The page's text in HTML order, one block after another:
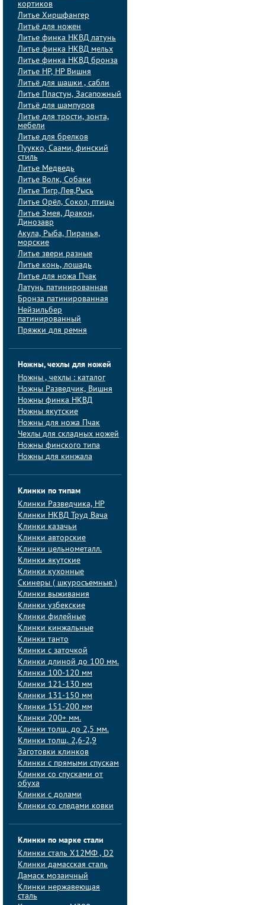
кортиков
Литье Хиршфангер
Литьё для ножен
Литье финка НКВД латунь
Литье финка НКВД мельх
Литье финка НКВД бронза
Литье НР, НР Вишня
Литьё для шашки , сабли
Литье Пластун, Засапожный
Литьё для шампуров
Литье для трости, зонта,
мебели
Литье для брелков
Пуукко, Саами, финский
стиль
Литье Медведь
Литье Волк, Собаки
Литье Тигр,Лев,Рысь
Литье Орёл, Сокол, птицы
Литье Змея, Дракон,
Динозавр
Акула, Рыба, Пиранья,
морские
Литье звери разные
Литье конь, лошадь
Литье для ножа Пчак
Латунь патинированная
Бронза патинированная
Нейзильбер
патинированный
Пряжки для ремня
Ножны, чехлы для ножей
Ножны , чехлы : каталог
Ножны Разведчик, Вишня
Ножны финка НКВД
Ножны якутские
Ножны для ножа Пчак
Чехлы для складных ножей
Ножны финского типа
Ножны для кинжала
Клинки по типам
Клинки Pазведчика, НP
Клинки НКВД Труд Вача
Клинки казачьи
Клинки авторские
Клинки цельнометалл.
Клинки якутские
Клинки кухонные
Скинеры ( шкуросъемные )
Клинки выживания
Клинки узбекские
Клинки филейные
Клинки кинжальные
Клинки танто
Клинки с заточкой
Клинки длиной до 100 мм.
Клинки 100-120 мм
Клинки 121-130 мм
Клинки 131-150 мм
Клинки 151-200 мм
Клинки 200+ мм.
Клинки толщ. до 2,5 мм.
Клинки толщ. 2,6-2,9
Заготовки клинков
Клинки с прямыми спускам
Клинки со спусками от
обуха
Клинки с долами
Клинки со следами ковки
Клинки по марке стали
Клинки сталь Х12МФ , D2
Клинки дамасская сталь
Дамаск мозаичный
Клинки нержавеющая
сталь